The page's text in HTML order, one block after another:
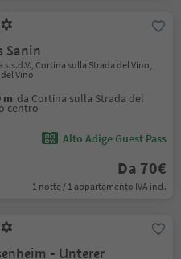
Sanin
s.s.d.V., Cortina sulla Strada del Vino,
Vino
m da Cortina sulla Strada del
centro
Alto Adige Guest Pass
Da 70€
1 notte / 1 appartamento IVA incl.
- Unterer